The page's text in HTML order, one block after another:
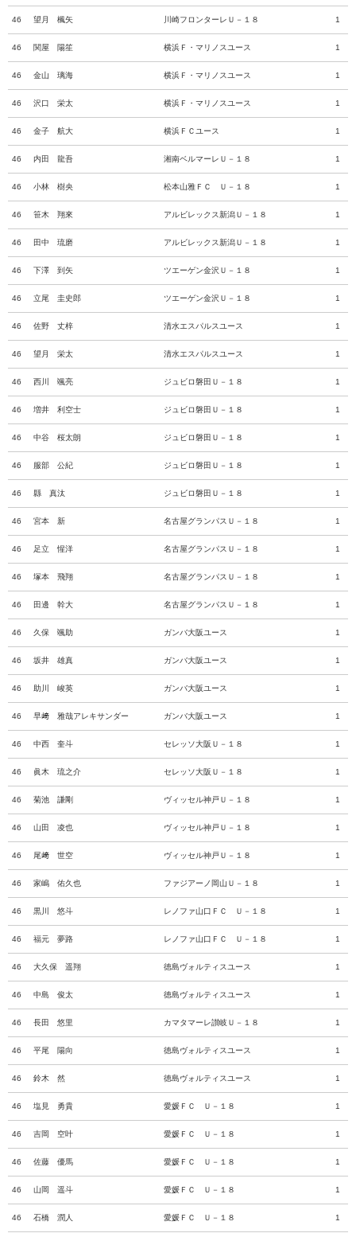
46 望月 楓矢 川崎フロンターレＵ－１８ 1
46 関屋 陽笙 横浜Ｆ・マリノスユース 1
46 金山 璃海 横浜Ｆ・マリノスユース 1
46 沢口 栄太 横浜Ｆ・マリノスユース 1
46 金子 航大 横浜ＦＣユース 1
46 内田 龍吾 湘南ベルマーレＵ－１８ 1
46 小林 樹央 松本山雅ＦＣ Ｕ－１８ 1
46 笹木 翔來 アルビレックス新潟Ｕ－１８ 1
46 田中 琉磨 アルビレックス新潟Ｕ－１８ 1
46 下澤 到矢 ツエーゲン金沢Ｕ－１８ 1
46 立尾 圭史郎 ツエーゲン金沢Ｕ－１８ 1
46 佐野 丈梓 清水エスパルスユース 1
46 望月 栄太 清水エスパルスユース 1
46 西川 颯亮 ジュビロ磐田Ｕ－１８ 1
46 増井 利空士 ジュビロ磐田Ｕ－１８ 1
46 中谷 桜太朗 ジュビロ磐田Ｕ－１８ 1
46 服部 公紀 ジュビロ磐田Ｕ－１８ 1
46 縣 真汰 ジュビロ磐田Ｕ－１８ 1
46 宮本 新 名古屋グランパスＵ－１８ 1
46 足立 惺洋 名古屋グランパスＵ－１８ 1
46 塚本 飛翔 名古屋グランパスＵ－１８ 1
46 田邊 幹大 名古屋グランパスＵ－１８ 1
46 久保 颯助 ガンバ大阪ユース 1
46 坂井 雄真 ガンバ大阪ユース 1
46 助川 峻英 ガンバ大阪ユース 1
46 早﨑 雅哉アレキサンダー ガンバ大阪ユース 1
46 中西 奎斗 セレッソ大阪Ｕ－１８ 1
46 眞木 琉之介 セレッソ大阪Ｕ－１８ 1
46 菊池 謙剛 ヴィッセル神戸Ｕ－１８ 1
46 山田 凌也 ヴィッセル神戸Ｕ－１８ 1
46 尾﨑 世空 ヴィッセル神戸Ｕ－１８ 1
46 家嶋 佑久也 ファジアーノ岡山Ｕ－１８ 1
46 黒川 悠斗 レノファ山口ＦＣ Ｕ－１８ 1
46 福元 夢路 レノファ山口ＦＣ Ｕ－１８ 1
46 大久保 遥翔 徳島ヴォルティスユース 1
46 中島 俊太 徳島ヴォルティスユース 1
46 長田 悠里 カマタマーレ讃岐Ｕ－１８ 1
46 平尾 陽向 徳島ヴォルティスユース 1
46 鈴木 然 徳島ヴォルティスユース 1
46 塩見 勇貴 愛媛ＦＣ Ｕ－１８ 1
46 吉岡 空叶 愛媛ＦＣ Ｕ－１８ 1
46 佐藤 優馬 愛媛ＦＣ Ｕ－１８ 1
46 山岡 遥斗 愛媛ＦＣ Ｕ－１８ 1
46 石橋 潤人 愛媛ＦＣ Ｕ－１８ 1